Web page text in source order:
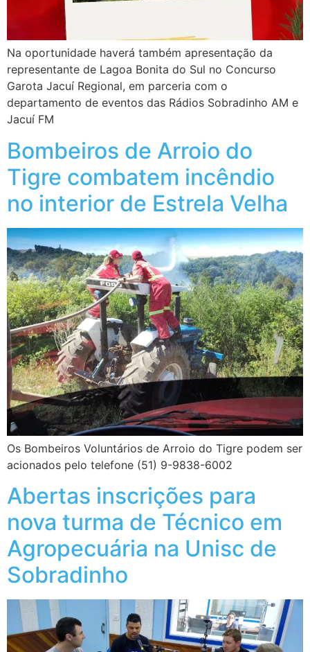
Na oportunidade haverá também apresentação da
representante de Lagoa Bonita do Sul no Concurso
Garota Jacuí Regional, em parceria com o
departamento de eventos das Rádios Sobradinho AM e
Jacuí FM
Bombeiros de Arroio do
Tigre combatem incêndio
no interior de Estrela Velha
Os Bombeiros Voluntários de Arroio do Tigre podem ser
acionados pelo telefone (51) 9-9838-6002
Abertas inscrições para
nova turma de Técnico em
Agropecuária na Unisc de
Sobradinho